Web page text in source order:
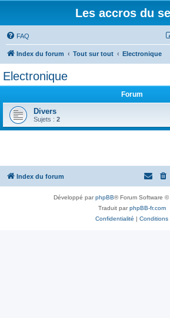
Les accros du
FAQ
Index du forum Tout sur tout Electronique
Electronique
Forum
Divers
Sujets : 2
Index du forum
Développé parphpBB® Forum Software ©
Traduit parphpBB-fr.com
Confidentialité | Conditions